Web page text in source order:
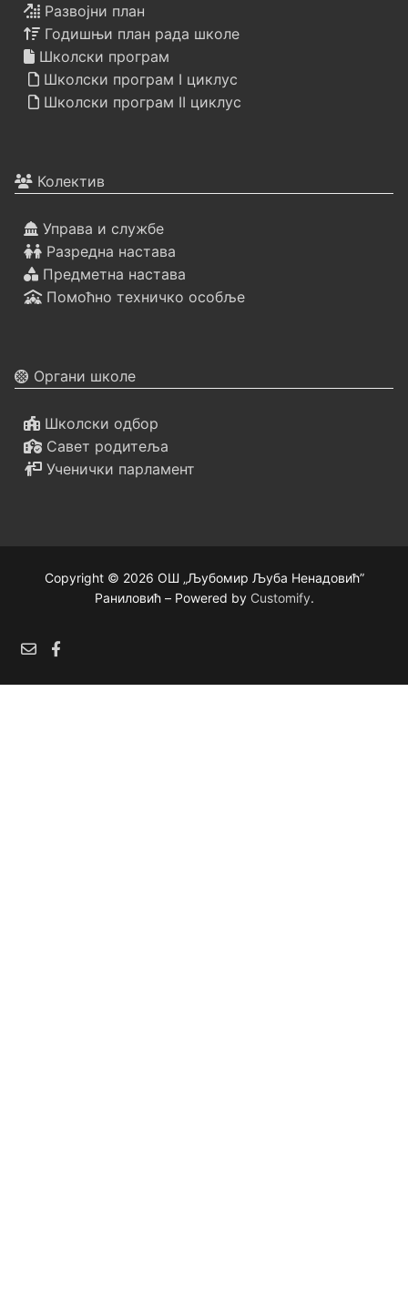
Развојни план
Годишњи план рада школе
Школски програм
Школски програм I циклус
Школски програм II циклус
Колектив
Управа и службе
Разредна настава
Предметна настава
Помоћно техничко особље
Органи школе
Школски одбор
Савет родитеља
Ученички парламент
Copyright © 2026 ОШ „Љубомир Љуба Ненадовић”
Раниловић – Powered by Customify.